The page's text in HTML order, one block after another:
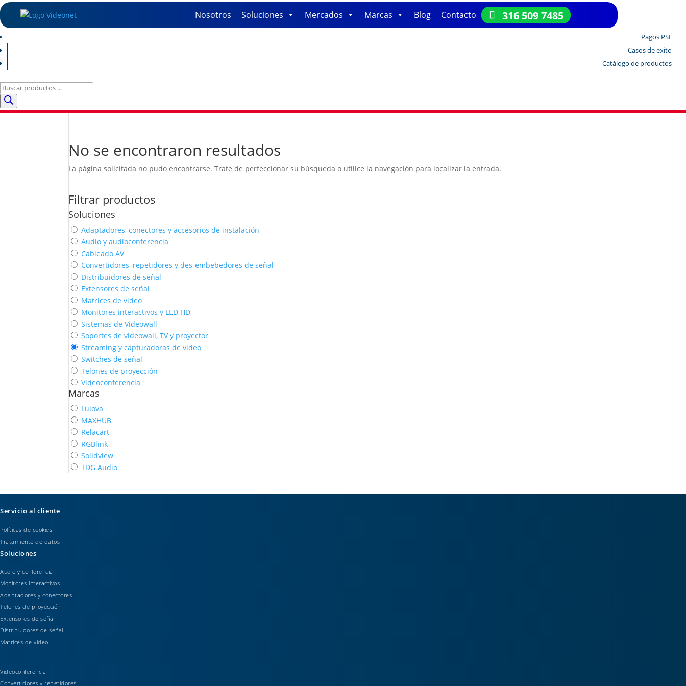
Nosotros Soluciones Mercados Marcas Blog Contacto 316 509 7485
Pagos PSE
Casos de exito
Catálogo de productos
Búsqueda
de
productos
No se encontraron resultados
La página solicitada no pudo encontrarse. Trate de perfeccionar su búsqueda o utilice la navegación para localizar la entrada.
Filtrar productos
Soluciones
Adaptadores, conectores y accesorios de instalación
Audio y audioconferencia
Cableado AV
Convertidores, repetidores y des-embebedores de señal
Distribuidores de señal
Extensores de señal
Matrices de video
Monitores interactivos y LED HD
Sistemas de Videowall
Soportes de videowall, TV y proyector
Streaming y capturadoras de video
Switches de señal
Telones de proyección
Videoconferencia
Marcas
Lulova
MAXHUB
Relacart
RGBlink
Solidview
TDG Audio
Servicio al cliente
Políticas de cookies
Tratamiento de datos
Soluciones
Audio y conferencia
Monitores interactivos
Adaptadores y conectores
Telones de proyección
Extensores de señal
Distribuidores de señal
Matrices de video
Videoconferencia
Convertidores y repetidores